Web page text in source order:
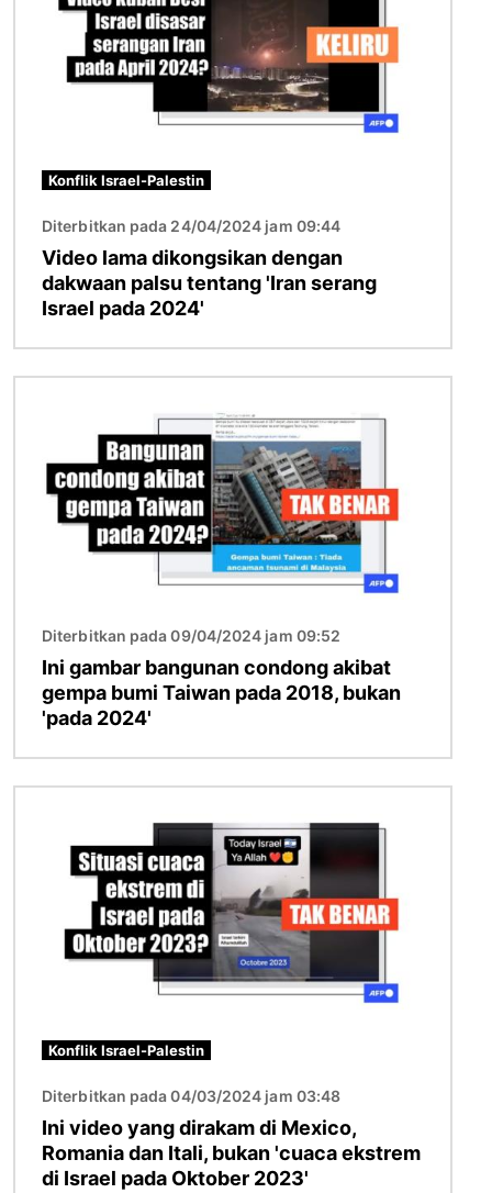
Konflik Israel-Palestin
Diterbitkan pada 24/04/2024 jam 09:44
Video lama dikongsikan dengan
dakwaan palsu tentang 'Iran serang
Israel pada 2024'
Diterbitkan pada 09/04/2024 jam 09:52
Ini gambar bangunan condong akibat
gempa bumi Taiwan pada 2018, bukan
'pada 2024'
Konflik Israel-Palestin
Diterbitkan pada 04/03/2024 jam 03:48
Ini video yang dirakam di Mexico,
Romania dan Itali, bukan 'cuaca ekstrem
di Israel pada Oktober 2023'